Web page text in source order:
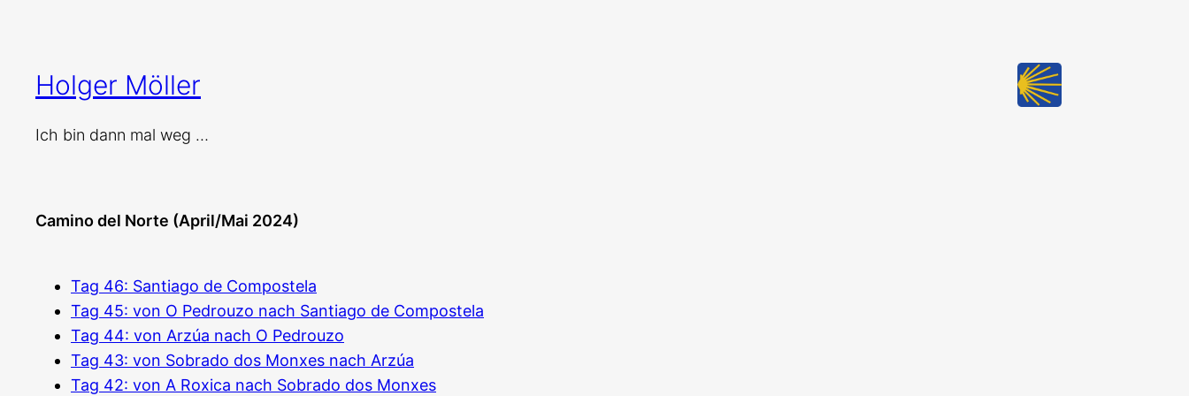
Holger Möller
Ich bin dann mal weg …
Camino del Norte (April/Mai 2024)
Tag 46: Santiago de Compostela
Tag 45: von O Pedrouzo nach Santiago de Compostela
Tag 44: von Arzúa nach O Pedrouzo
Tag 43: von Sobrado dos Monxes nach Arzúa
Tag 42: von A Roxica nach Sobrado dos Monxes